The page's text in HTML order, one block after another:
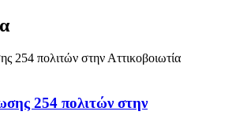
254 πολιτών στην